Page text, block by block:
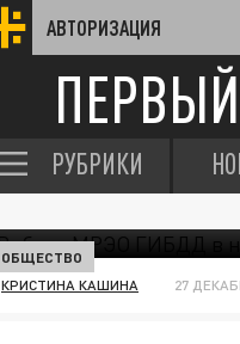
АВТОРИЗАЦИЯ
РУБРИКИ
ОБЩЕСТВО
КРИСТИНА КАШИНА 27